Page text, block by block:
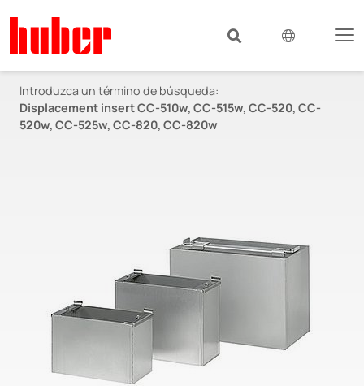
Introduzca un término de búsqueda:
Displacement insert CC-510w, CC-515w, CC-520, CC-
520w, CC-525w, CC-820, CC-820w